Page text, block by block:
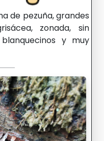
de pezuña, grandes
zonada, sin
y muy